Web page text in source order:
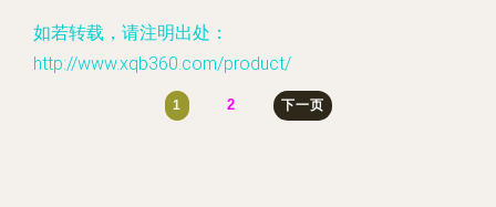
如若转载，请注明出处：
http://www.xqb360.com/product/
1 2 下一页